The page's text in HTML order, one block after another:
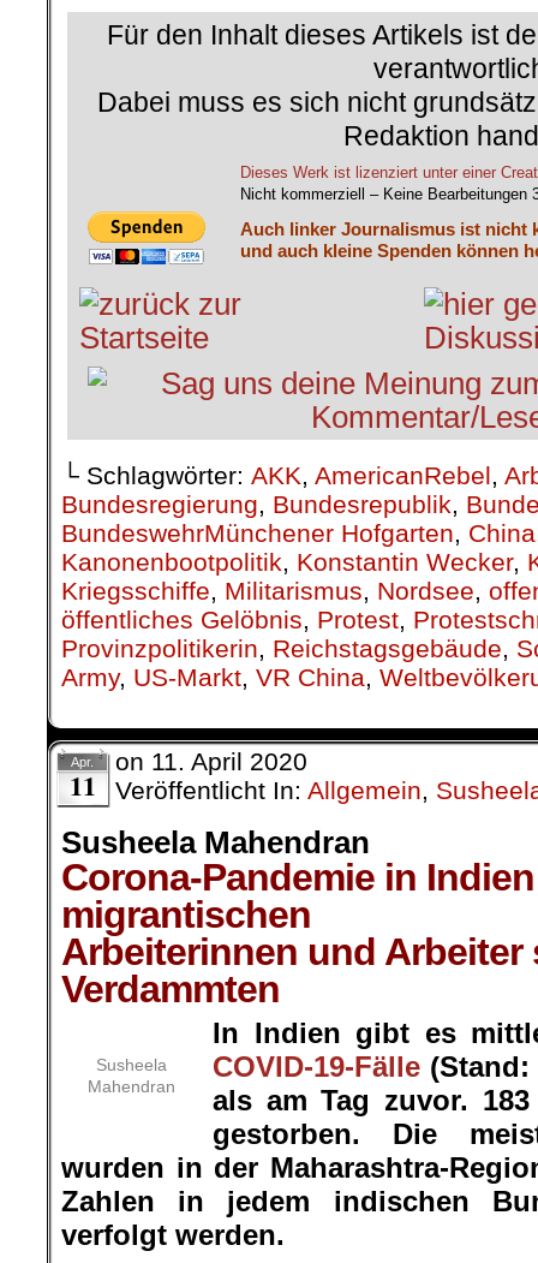
Für den Inhalt dieses Artikels ist
Dabei muss es sich nicht
Redaktion
Dieses Werk ist lizenziert unter einer
Nicht kommerziell – Keine Bearbeitungen
Auch linker Journalismus ist nicht
und auch kleine Spenden können
└ Schlagwörter: AKK, AmericanRebel,
Bundesregierung, Bundesrepublik,
BundeswehrMünchener Hofgarten, China
Kanonenbootpolitik, Konstantin Wecker,
Kriegsschiffe, Militarismus, Nordsee,
öffentliches Gelöbnis, Protest,
Provinzpolitikerin, Reichstagsgebäude,
Army, US-Markt, VR China,
Apr.
11
on 11. April 2020
Veröffentlicht In: Allgemein,
Susheela Mahendran
Corona-Pandemie in
migrantischen
Arbeiterinnen und Arbeiter
Verdammten
Susheela
Mahendran
In Indien gibt es
COVID-19-Fälle (Stand:
als am Tag zuvor.
gestorben. Die
wurden in der Maharashtra-
Zahlen in jedem indischen
verfolgt werden.